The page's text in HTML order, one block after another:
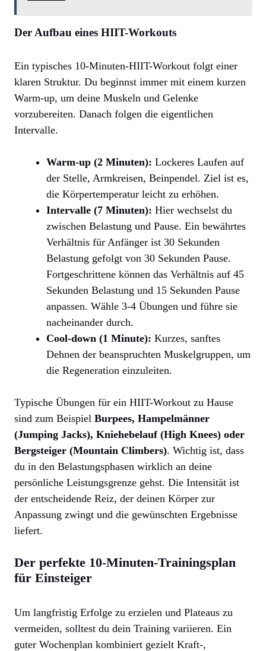
Der Aufbau eines HIIT-Workouts
Ein typisches 10-Minuten-HIIT-Workout folgt einer
klaren Struktur. Du beginnst immer mit einem kurzen
Warm-up, um deine Muskeln und Gelenke
vorzubereiten. Danach folgen die eigentlichen
Intervalle.
Warm-up (2 Minuten): Lockeres Laufen auf
der Stelle, Armkreisen, Beinpendel. Ziel ist es,
die Körpertemperatur leicht zu erhöhen.
Intervalle (7 Minuten): Hier wechselst du
zwischen Belastung und Pause. Ein bewährtes
Verhältnis für Anfänger ist 30 Sekunden
Belastung gefolgt von 30 Sekunden Pause.
Fortgeschrittene können das Verhältnis auf 45
Sekunden Belastung und 15 Sekunden Pause
anpassen. Wähle 3-4 Übungen und führe sie
nacheinander durch.
Cool-down (1 Minute): Kurzes, sanftes
Dehnen der beanspruchten Muskelgruppen, um
die Regeneration einzuleiten.
Typische Übungen für ein HIIT-Workout zu Hause
sind zum Beispiel Burpees, Hampelmänner
(Jumping Jacks), Kniehebelauf (High Knees) oder
Bergsteiger (Mountain Climbers). Wichtig ist, dass
du in den Belastungsphasen wirklich an deine
persönliche Leistungsgrenze gehst. Die Intensität ist
der entscheidende Reiz, der deinen Körper zur
Anpassung zwingt und die gewünschten Ergebnisse
liefert.
Der perfekte 10-Minuten-Trainingsplan
für Einsteiger
Um langfristig Erfolge zu erzielen und Plateaus zu
vermeiden, solltest du dein Training variieren. Ein
guter Wochenplan kombiniert gezielt Kraft-,